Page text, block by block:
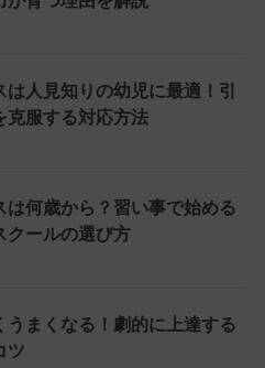
は人見知りの幼児に最適！引
克服する対応方法
は何歳から？習い事で始める
クールの選び方
うまくなる！劇的に上達する
ツ